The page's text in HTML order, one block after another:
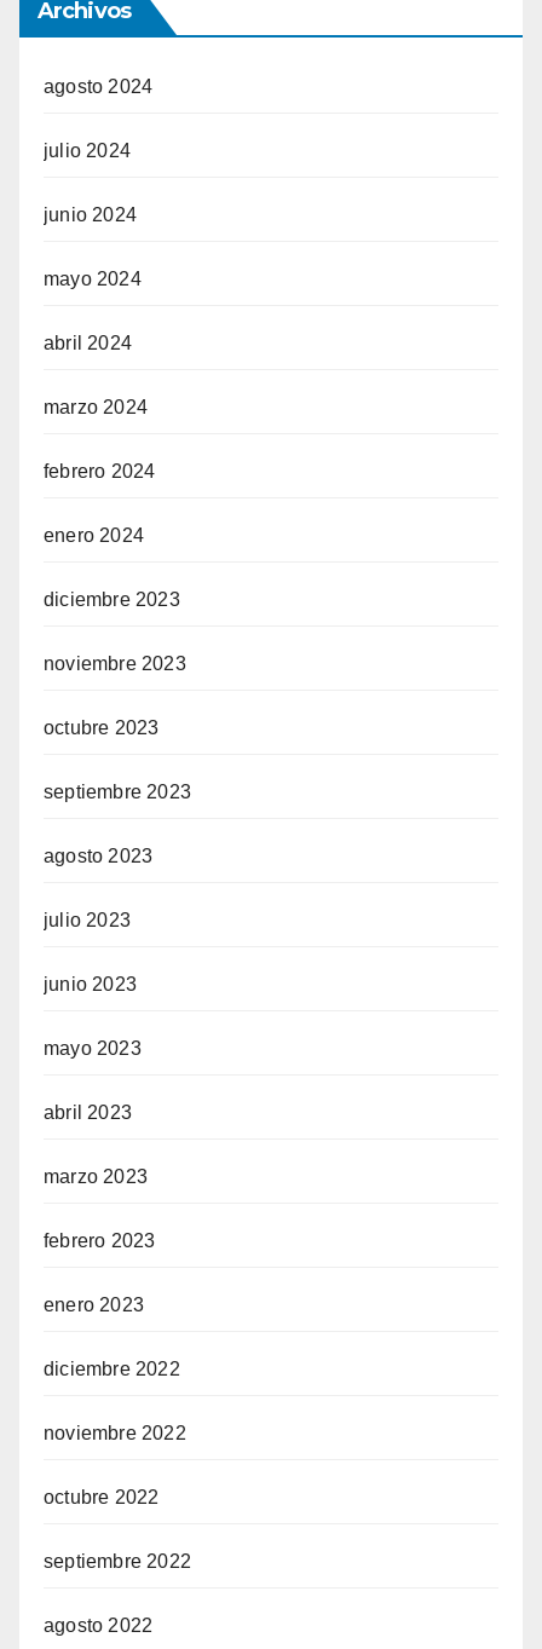
Archivos
agosto 2024
julio 2024
junio 2024
mayo 2024
abril 2024
marzo 2024
febrero 2024
enero 2024
diciembre 2023
noviembre 2023
octubre 2023
septiembre 2023
agosto 2023
julio 2023
junio 2023
mayo 2023
abril 2023
marzo 2023
febrero 2023
enero 2023
diciembre 2022
noviembre 2022
octubre 2022
septiembre 2022
agosto 2022